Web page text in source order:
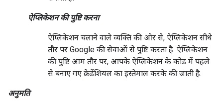
ऐप्लिकेशन की पुष्टि करना
ऐप्लिकेशन चलाने वाले व्यक्ति की ओर से, ऐप्लिकेशन सीधे
तौर पर Google की सेवाओं से पुष्टि करता है. ऐप्लिकेशन
की पुष्टि आम तौर पर, आपके ऐप्लिकेशन के कोड में पहले
से बनाए गए क्रेडेंशियल का इस्तेमाल करके की जाती है.
अनुमति